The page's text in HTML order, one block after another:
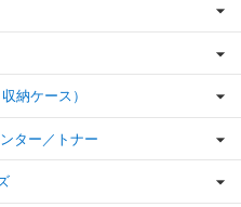
納ケース）
ター／トナー